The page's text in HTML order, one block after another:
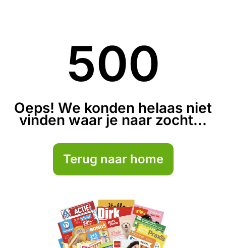
500
Oeps! We konden helaas niet
vinden waar je naar zocht...
Terug naar home